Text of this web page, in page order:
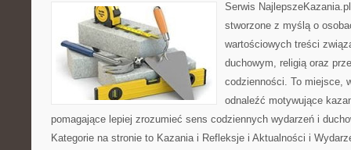
Serwis
stworzone z myślą o
wartościowych treści
duchowym, religią oraz
codzienności. To miejsce,
odnaleźć motywujące
pomagające lepiej zrozumieć sens codziennych wydarzeń i
Kategorie na stronie to Kazania i Refleksje i Aktualności i